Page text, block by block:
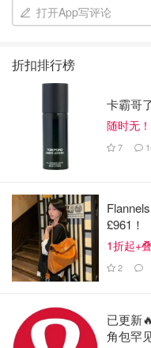
1. 如果一根枝条的顶端
促进枝条底部更多的芽
2. 如果一根枝条顶端没
有产出，所以请毫不犹
打开App写评论
折扣排行榜
卡霸哥
随时无
7
£961！
1折起+
2
已更新
角包罕